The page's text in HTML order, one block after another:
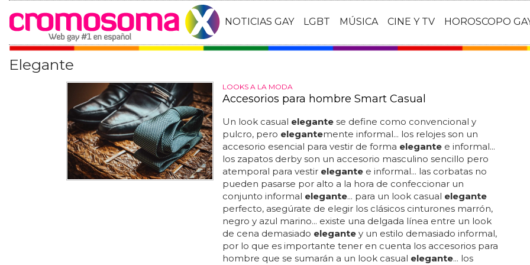
NOTICIAS GAY LGBT MÚSICA CINE Y TV HOROSCOPO
Elegante
LOOKS A LA MODA
Accesorios para hombre Smart Casual
Un look casual elegantese define como convencional y
pulcro, pero elegantemente informal... los relojes son un
accesorio esencial para vestir de forma elegantee informal...
los zapatos derby son un accesorio masculino sencillo pero
atemporal para vestir elegantee informal... las corbatas no
pueden pasarse por alto a la hora de confeccionar un
conjunto informal elegante... para un look casual elegante
perfecto, asegúrate de elegir los clásicos cinturones marrón,
negro y azul marino... existe una delgada línea entre un look
de cena demasiado elegantey un estilo demasiado informal,
por lo que es importante tener en cuenta los accesorios para
hombre que se sumarán a un look casual elegante... los